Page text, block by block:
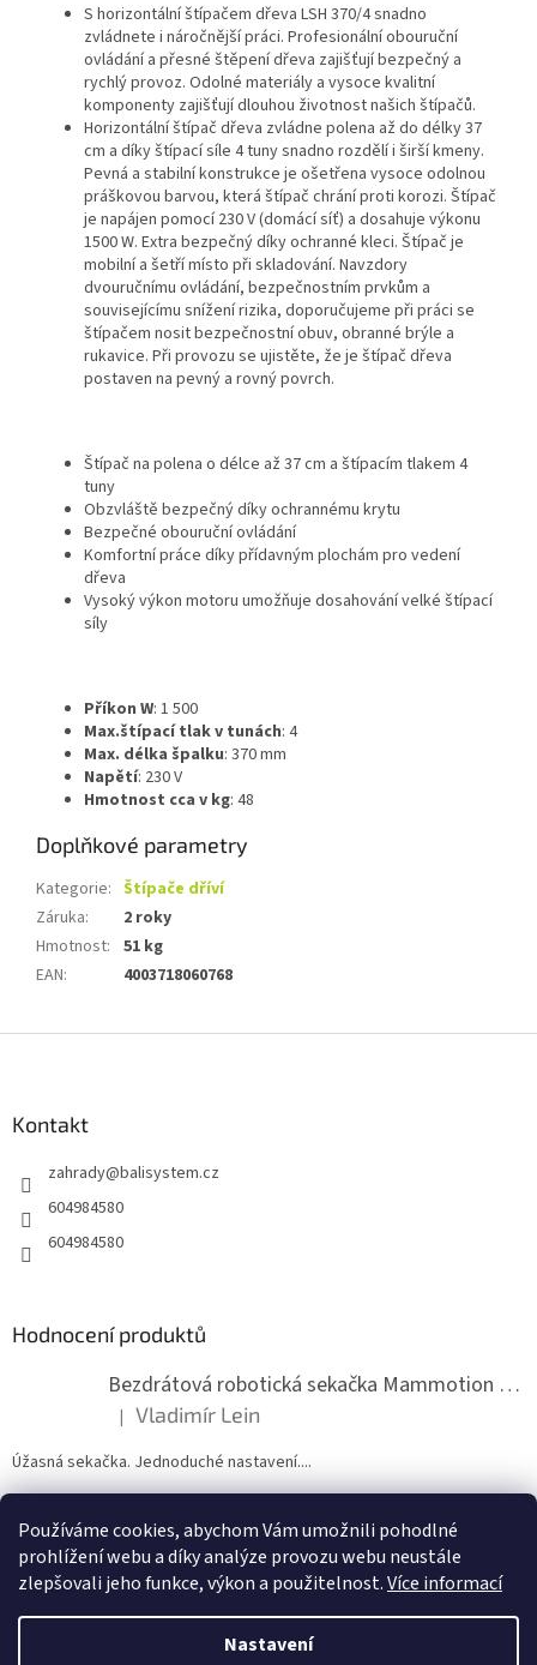
Používáme cookies, abychom Vám umožnili pohodlné
prohlížení webu a díky analýze provozu webu neustále
zlepšovali jeho funkce, výkon a použitelnost.Více informací
Nastavení
S horizontální štípačem dřeva LSH 370/4 snadno
zvládnete i náročnější práci. Profesionální obouruční
ovládání a přesné štěpení dřeva zajišťují bezpečný a
rychlý provoz. Odolné materiály a vysoce kvalitní
komponenty zajišťují dlouhou životnost našich štípačů.
Horizontální štípač dřeva zvládne polena až do délky 37
cm a díky štípací síle 4 tuny snadno rozdělí i širší kmeny.
Pevná a stabilní konstrukce je ošetřena vysoce odolnou
práškovou barvou, která štípač chrání proti korozi. Štípač
je napájen pomocí 230 V (domácí síť) a dosahuje výkonu
1500 W. Extra bezpečný díky ochranné kleci. Štípač je
mobilní a šetří místo při skladování. Navzdory
dvouručnímu ovládání, bezpečnostním prvkům a
souvisejícímu snížení rizika, doporučujeme při práci se
štípačem nosit bezpečnostní obuv, obranné brýle a
rukavice. Při provozu se ujistěte, že je štípač dřeva
postaven na pevný a rovný povrch.
Štípač na polena o délce až 37 cm a štípacím tlakem 4
tuny
Obzvláště bezpečný díky ochrannému krytu
Bezpečné obouruční ovládání
Komfortní práce díky přídavným plochám pro vedení
dřeva
Vysoký výkon motoru umožňuje dosahování velké štípací
síly
Příkon W: 1 500
Max.štípací tlak v tunách: 4
Max. délka špalku: 370 mm
Napětí: 230 V
Hmotnost cca v kg: 48
Doplňkové parametry
Kategorie: Štípače dříví
Záruka:
2 roky
Hmotnost: 51 kg
EAN: 4003718060768
Kontakt
zahrady@balisystem.cz
604984580
604984580
Hodnocení produktů
Bezdrátová robotická sekačka Mammotion LUBA mini 2 1500
Hodnocení produktu je 5 z 5 hvězdiček.
| Vladimír Lein
Úžasná sekačka. Jednoduché nastavení....
ZDE NÁM MŮŽETE VLOŽIT HODNOCENÍ
Vytvořil Shoptet